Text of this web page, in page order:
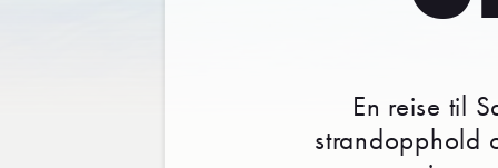
En reise til
strandopphold